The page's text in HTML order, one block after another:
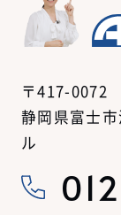
〒417-0072
静岡県富士
ル